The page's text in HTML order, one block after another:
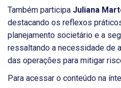
Também participa Juliana
destacando os reflexos
planejamento societário e a
ressaltando a necessidade de
das operações para mitigar
Para acessar o conteúdo na